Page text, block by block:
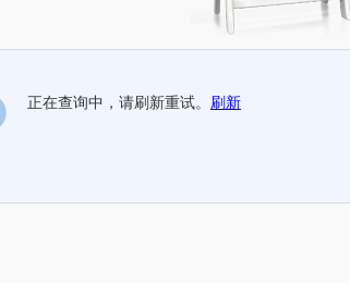
正在查询中，请刷新重试。 刷新